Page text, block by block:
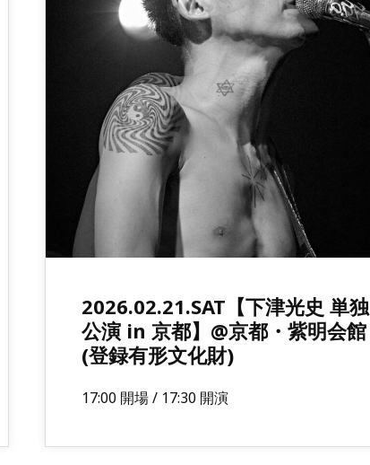
2026.02.21.SAT【下津光史 単独
公演 in 京都】@京都・紫明会館
(登録有形文化財)
17:00 開場 / 17:30 開演